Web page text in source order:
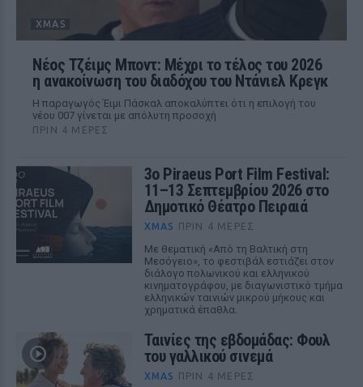
XMAS
Νέος Τζέιμς Μποντ: Μέχρι το τέλος του 2026
η ανακοίνωση του διαδόχου του Ντάνιελ Κρεγκ
Η παραγωγός Έιμι Πάσκαλ αποκαλύπτει ότι η επιλογή του
νέου 007 γίνεται με απόλυτη προσοχή
ΠΡΙΝ 4 ΜΈΡΕΣ
3ο Piraeus Port Film Festival:
11–13 Σεπτεμβρίου 2026 στο
Δημοτικό Θέατρο Πειραιά
XMAS ΠΡΙΝ 4 ΜΈΡΕΣ
Με θεματική «Από τη Βαλτική στη
Μεσόγειο», το φεστιβάλ εστιάζει στον
διάλογο πολωνικού και ελληνικού
κινηματογράφου, με διαγωνιστικό τμήμα
ελληνικών ταινιών μικρού μήκους και
χρηματικά έπαθλα.
Ταινίες της εβδομάδας: Φουλ
του γαλλικού σινεμά
XMAS ΠΡΙΝ 4 ΜΈΡΕΣ